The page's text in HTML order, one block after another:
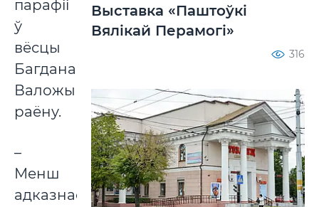
парафіі
ў
вёсцы
Багданава
Валожынскага
раёну.
–
Менш
адказнасці,
Выставка «Паштоўкі
Вялікай Перамогі»
316